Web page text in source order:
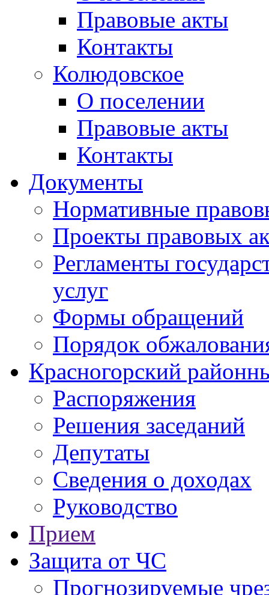
Правовые акты
Контакты
Колюдовское
О поселении
Правовые акты
Контакты
Документы
Нормативные
Проекты правовых
Регламенты
услуг
Формы обращений
Порядок
Красногорский
Распоряжения
Решения заседаний
Депутаты
Сведения о доходах
Руководство
Прием
Защита от ЧС
Прогнозируемые